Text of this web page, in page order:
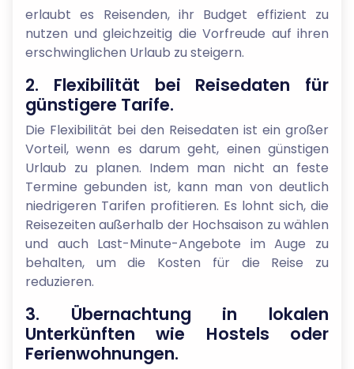
erlaubt es Reisenden, ihr Budget effizient zu
nutzen und gleichzeitig die Vorfreude auf ihren
erschwinglichen Urlaub zu steigern.
2. Flexibilität bei Reisedaten für
günstigere Tarife.
Die Flexibilität bei den Reisedaten ist ein großer
Vorteil, wenn es darum geht, einen günstigen
Urlaub zu planen. Indem man nicht an feste
Termine gebunden ist, kann man von deutlich
niedrigeren Tarifen profitieren. Es lohnt sich, die
Reisezeiten außerhalb der Hochsaison zu wählen
und auch Last-Minute-Angebote im Auge zu
behalten, um die Kosten für die Reise zu
reduzieren.
3. Übernachtung in lokalen
Unterkünften wie Hostels oder
Ferienwohnungen.